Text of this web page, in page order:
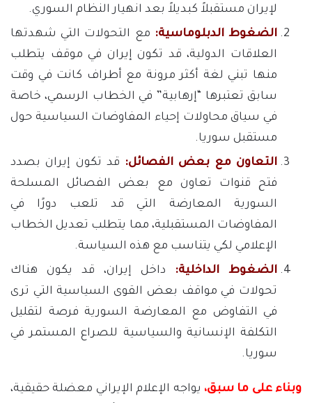
لإيران مستقبلاً كبديلاً بعد انهيار النظام السوري.
الضغوط الدبلوماسية: مع التحولات التي شهدتها
العلاقات الدولية، قد تكون إيران في موقف يتطلب
منها تبني لغة أكثر مرونة مع أطراف كانت في وقت
سابق تعتبرها “إرهابية” في الخطاب الرسمي، خاصة
في سياق محاولات إحياء المفاوضات السياسية حول
مستقبل سوريا.
التعاون مع بعض الفصائل: قد تكون إيران بصدد
فتح قنوات تعاون مع بعض الفصائل المسلحة
السورية المعارضة التي قد تلعب دورًا في
المفاوضات المستقبلية، مما يتطلب تعديل الخطاب
الإعلامي لكي يتناسب مع هذه السياسة.
الضغوط الداخلية:
داخل إيران، قد يكون هناك
تحولات في مواقف بعض القوى السياسية التي ترى
في التفاوض مع المعارضة السورية فرصة لتقليل
التكلفة الإنسانية والسياسية للصراع المستمر في
سوريا.
وبناء على ما سبق، يواجه الإعلام الإيراني معضلة حقيقية،